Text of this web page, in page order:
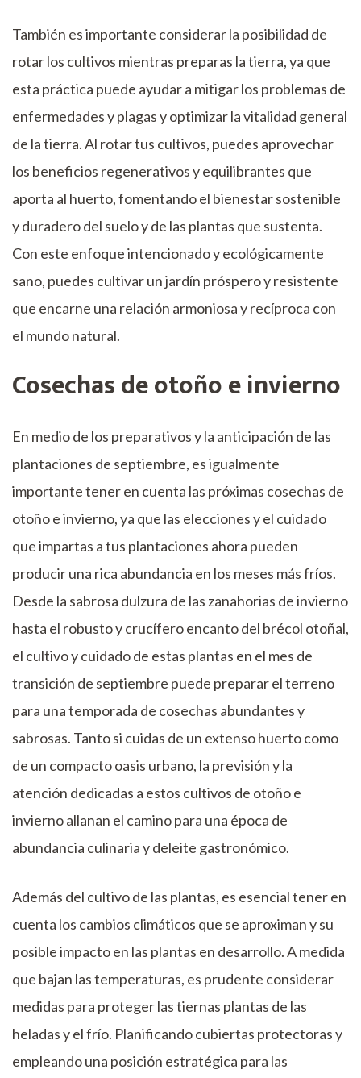
También es importante considerar la posibilidad de
rotar los cultivos mientras preparas la tierra, ya que
esta práctica puede ayudar a mitigar los problemas de
enfermedades y plagas y optimizar la vitalidad general
de la tierra. Al rotar tus cultivos, puedes aprovechar
los beneficios regenerativos y equilibrantes que
aporta al huerto, fomentando el bienestar sostenible
y duradero del suelo y de las plantas que sustenta.
Con este enfoque intencionado y ecológicamente
sano, puedes cultivar un jardín próspero y resistente
que encarne una relación armoniosa y recíproca con
el mundo natural.
Cosechas de otoño e invierno
En medio de los preparativos y la anticipación de las
plantaciones de septiembre, es igualmente
importante tener en cuenta las próximas cosechas de
otoño e invierno, ya que las elecciones y el cuidado
que impartas a tus plantaciones ahora pueden
producir una rica abundancia en los meses más fríos.
Desde la sabrosa dulzura de las zanahorias de invierno
hasta el robusto y crucífero encanto del brécol otoñal,
el cultivo y cuidado de estas plantas en el mes de
transición de septiembre puede preparar el terreno
para una temporada de cosechas abundantes y
sabrosas. Tanto si cuidas de un extenso huerto como
de un compacto oasis urbano, la previsión y la
atención dedicadas a estos cultivos de otoño e
invierno allanan el camino para una época de
abundancia culinaria y deleite gastronómico.
Además del cultivo de las plantas, es esencial tener en
cuenta los cambios climáticos que se aproximan y su
posible impacto en las plantas en desarrollo. A medida
que bajan las temperaturas, es prudente considerar
medidas para proteger las tiernas plantas de las
heladas y el frío. Planificando cubiertas protectoras y
empleando una posición estratégica para las